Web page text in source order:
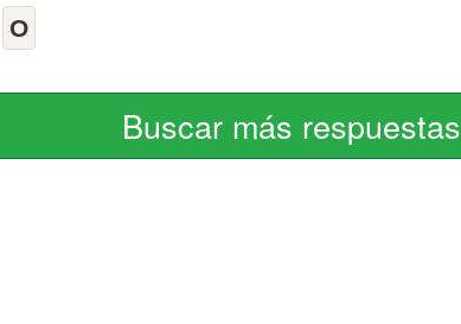
O
Buscar más respuestas